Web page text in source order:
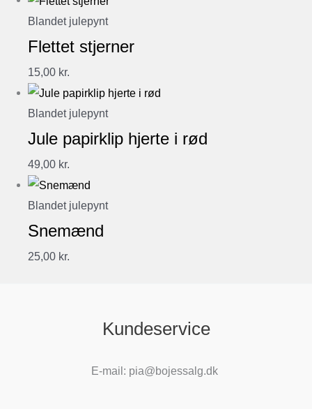
Blandet julepynt
Flettet stjerner
15,00 kr.
Blandet julepynt
Jule papirklip hjerte i rød
49,00 kr.
Blandet julepynt
Snemænd
25,00 kr.
Kundeservice
E-mail: pia@bojessalg.dk